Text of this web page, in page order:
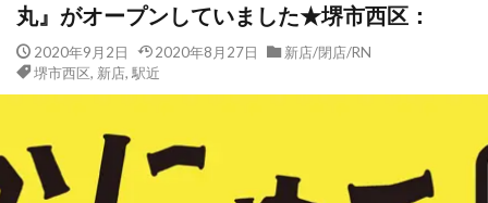
丸』がオープンしていました★堺市西区：
2020年9月2日 2020年8月27日
新店/閉店/RN
堺市西区, 新店, 駅近